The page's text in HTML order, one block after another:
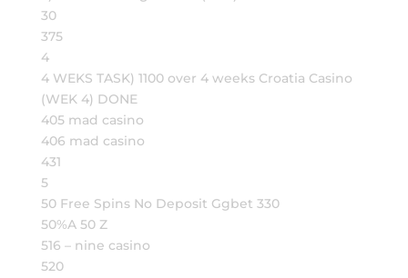
30
375
4
4 WEKS TASK) 1100 over 4 weeks Croatia Casino
(WEK 4) DONE
405 mad casino
406 mad casino
431
5
50 Free Spins No Deposit Ggbet 330
50%A 50 Z
516 – nine casino
520